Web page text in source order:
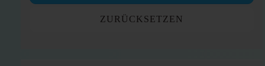
ZURÜCKSETZEN